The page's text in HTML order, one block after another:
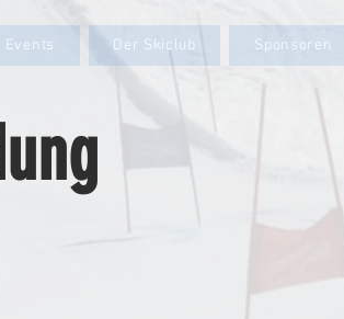
Events Der Skiclub Sponsoren